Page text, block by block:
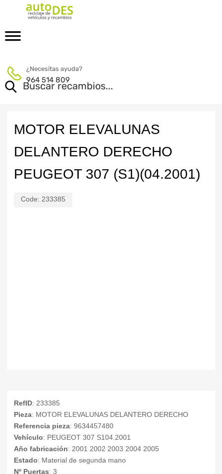
¿Necesitas ayuda?
964 514 809
MOTOR ELEVALUNAS
DELANTERO DERECHO
PEUGEOT 307 (S1)(04.2001)
Code: 233385
RefID: 233385
Pieza: MOTOR ELEVALUNAS DELANTERO DERECHO
Referencia pieza: 9634457480
Vehículo: PEUGEOT 307 S104.2001
Año fabricación: 2001 2002 2003 2004 2005
Estado: Material de segunda mano
Nº Puertas: 3